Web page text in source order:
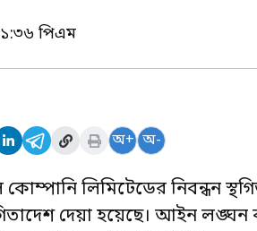
পিএম
অ+ অ-
কোম্পানি লিমিটেডের নিবন্ধন
দেয়া হয়েছে। আইন